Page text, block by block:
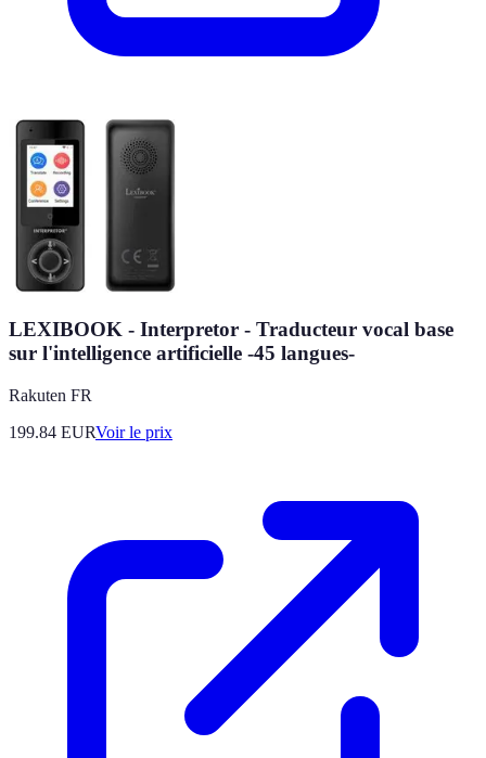
LEXIBOOK - Interpretor - Traducteur vocal base
sur l'intelligence artificielle -45 langues-
Rakuten FR
199.84 EURVoir le prix